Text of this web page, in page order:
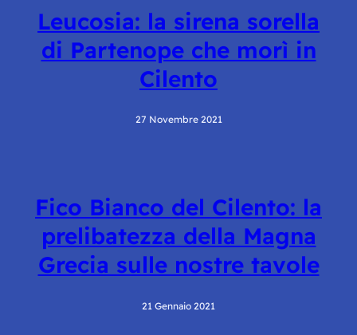
Leucosia: la sirena sorella
di Partenope che morì in
Cilento
27 Novembre 2021
Fico Bianco del Cilento: la
prelibatezza della Magna
Grecia sulle nostre tavole
21 Gennaio 2021